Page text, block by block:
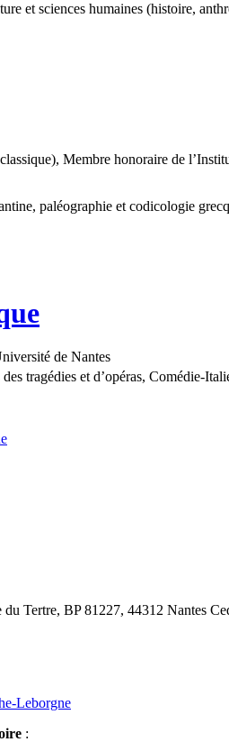
et sciences humaines (histoire,
Membre honoraire de
paléographie et codicologie
de Nantes
tragédies et d’opéras, Comédie-
Tertre, BP 81227, 44312 Nantes
Leborgne
: